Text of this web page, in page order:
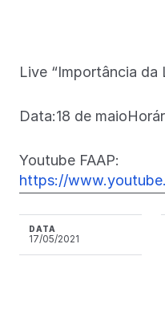
Live “Importância da
Data:18 de
Youtube FAAP:
https://
DATA
17/05/2021